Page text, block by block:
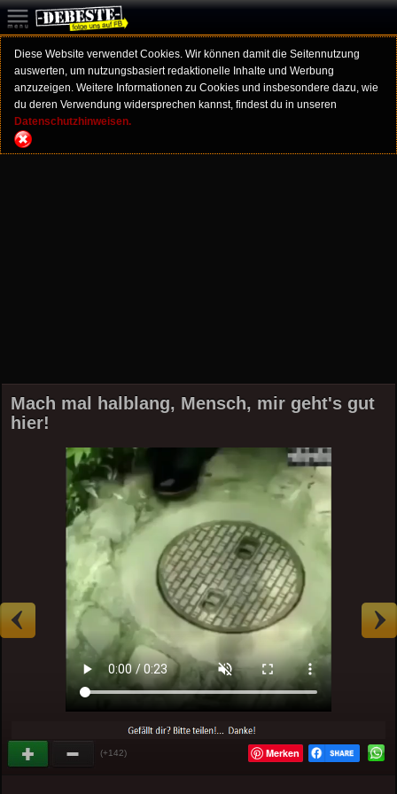
Diese Website verwendet Cookies. Wir können damit die Seitennutzung
auswerten, um nutzungsbasiert redaktionelle Inhalte und Werbung
anzuzeigen. Weitere Informationen zu Cookies und insbesondere dazu, wie
du deren Verwendung widersprechen kannst, findest du in unseren
Datenschutzhinweisen.
Mach mal halblang, Mensch, mir geht's gut
hier!
(+142) Merken